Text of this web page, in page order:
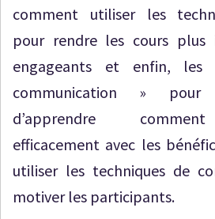
comment utiliser les
pour rendre les cours
engageants et enfin, les
communication »
d’apprendre
efficacement avec les
utiliser les techniques de
motiver les participants.